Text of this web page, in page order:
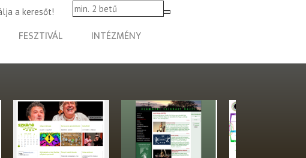
a keresőt!
FESZTIVÁL INTÉZMÉNY